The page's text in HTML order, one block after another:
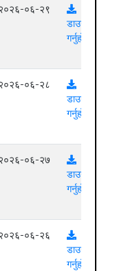
०६-२९
डाउनलोड
गर्नुहोस्
०६-२८
डाउनलोड
गर्नुहोस्
०६-२७
डाउनलोड
गर्नुहोस्
०६-२६
डाउनलोड
गर्नुहोस्